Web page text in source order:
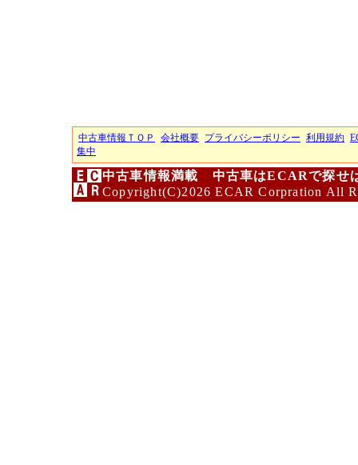
中古車情報ＴＯＰ 会社概要 プライバシーポリシー 利用規約
集中
中古車情報満載 中古車はECARで探せ
Copyright(C)2026 ECAR Corpration All